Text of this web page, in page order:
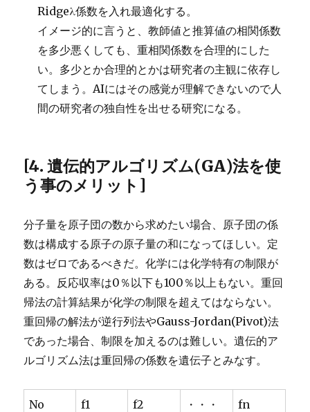
Ridgeλ係数を入れ最適化する。
イメージ的に言うと、教師値と推算値の相関係数
を多少悪くしても、重相関係数を合理的にした
い。多少とか合理的とかは研究者の主観に依存し
てしまう。AIにはその感覚が理解できないので人
間の研究者の独自性を出せる研究になる。
[4. 遺伝的アルゴリズム(GA)法を使
う事のメリット]
分子量を原子団の数から求めたい場合、原子団の係
数は構成する原子の原子量の和になってほしい。定
数はゼロであるべきだ。化学には化学特有の制限が
ある。反応収率は0％以下も100％以上もない。重回
帰法の計算結果が化学の制限を超えてはならない。
重回帰の解法が逆行列法やGauss-Jordan(Pivot)法
であった場合、制限を加えるのは難しい。遺伝的ア
ルゴリズム法は重回帰の係数を遺伝子とみなす。
No f1 f2 ・・・ fn